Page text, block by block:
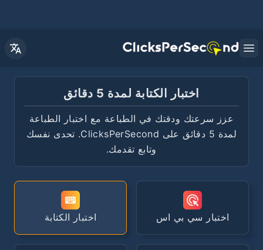
Open main menu
اختبار الكتابة لمدة 5 دقائق
عزز سرعتك ودقتك في الطباعة مع اختبار الطباعة
لمدة 5 دقائق على ClicksPerSecond. تحدى نفسك
وتابع تقدمك.
اختبار سي بي اس اختبار الكتابة